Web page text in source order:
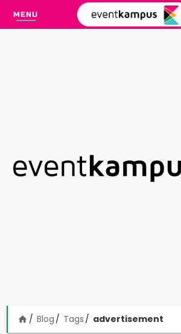
MENU
home Blog Tags advertisement